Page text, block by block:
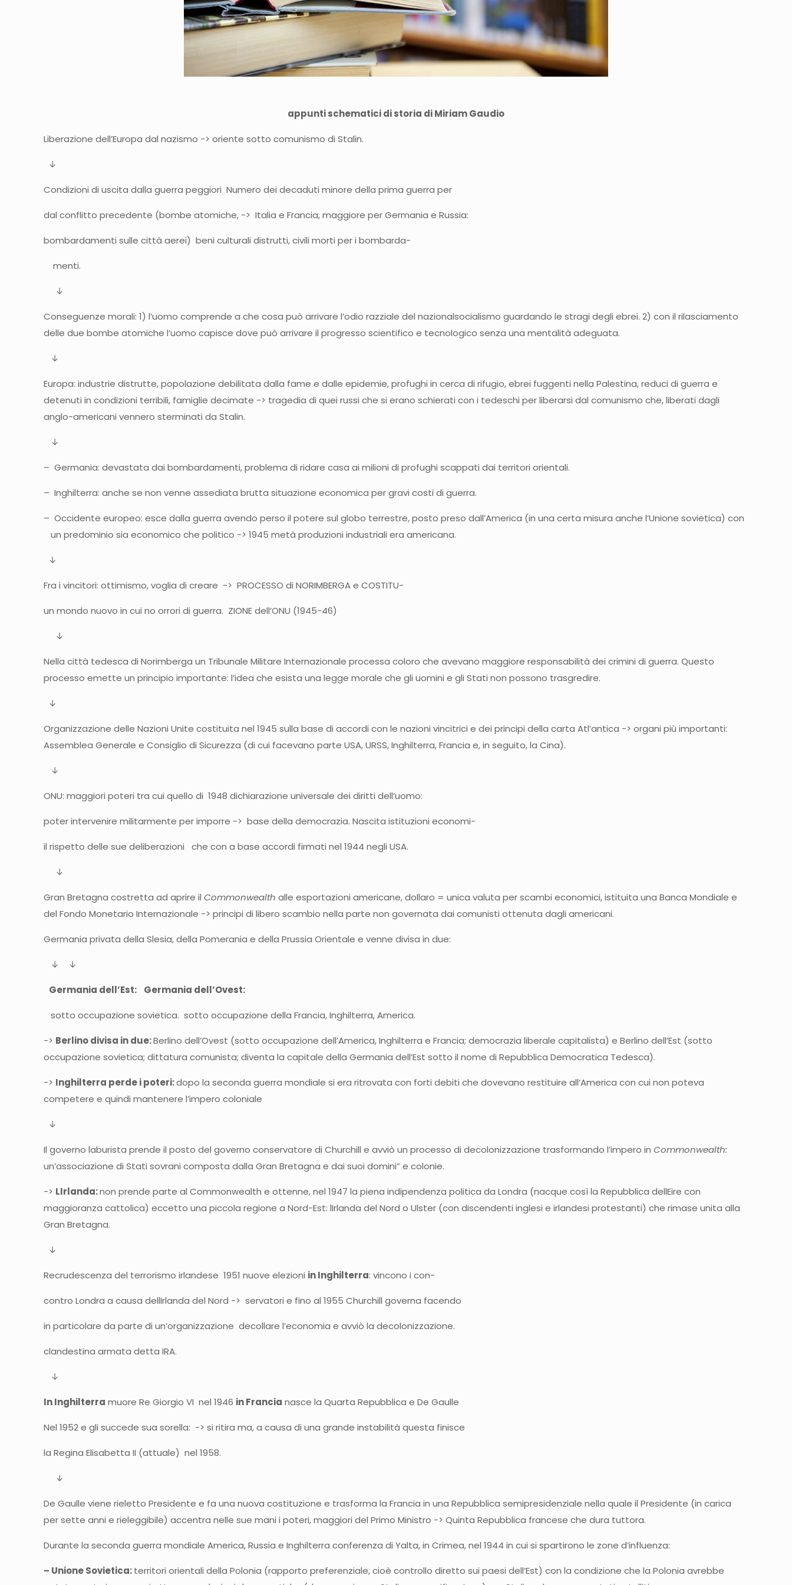
appunti schematici di storia di Miriam Gaudio
Liberazione dell’Europa dal nazismo -> oriente sotto comunismo di Stalin.
↓
Condizioni di uscita dalla guerra peggiori Numero dei decaduti minore della prima guerra per
dal conflitto precedente (bombe atomiche, -> Italia e Francia, maggiore per Germania e Russia:
bombardamenti sulle città aerei) beni culturali distrutti, civili morti per i bombarda-
menti.
↓
Conseguenze morali: 1) l’uomo comprende a che cosa può arrivare l’odio razziale del nazionalsocialismo guardando le stragi degli ebrei. 2) con il rilasciamento
delle due bombe atomiche l’uomo capisce dove può arrivare il progresso scientifico e tecnologico senza una mentalità adeguata.
↓
Europa: industrie distrutte, popolazione debilitata dalla fame e dalle epidemie, profughi in cerca di rifugio, ebrei fuggenti nella Palestina, reduci di guerra e
detenuti in condizioni terribili, famiglie decimate -> tragedia di quei russi che si erano schierati con i tedeschi per liberarsi dal comunismo che, liberati dagli
anglo-americani vennero sterminati da Stalin.
↓
– Germania: devastata dai bombardamenti, problema di ridare casa ai milioni di profughi scappati dai territori orientali.
– Inghilterra: anche se non venne assediata brutta situazione economica per gravi costi di guerra.
– Occidente europeo: esce dalla guerra avendo perso il potere sul globo terrestre, posto preso dall’America (in una certa misura anche l’Unione sovietica) con
un predominio sia economico che politico -> 1945 metà produzioni industriali era americana.
↓
Fra i vincitori: ottimismo, voglia di creare -> PROCESSO di NORIMBERGA e COSTITU-
un mondo nuovo in cui no orrori di guerra. ZIONE dell’ONU (1945-46)
↓
Nella città tedesca di Norimberga un Tribunale Militare Internazionale processa coloro che avevano maggiore responsabilità dei crimini di guerra. Questo
processo emette un principio importante: l’idea che esista una legge morale che gli uomini e gli Stati non possono trasgredire.
↓
Organizzazione delle Nazioni Unite costituita nel 1945 sulla base di accordi con le nazioni vincitrici e dei principi della carta Atl’antica -> organi più importanti:
Assemblea Generale e Consiglio di Sicurezza (di cui facevano parte USA, URSS, Inghilterra, Francia e, in seguito, la Cina).
↓
ONU: maggiori poteri tra cui quello di 1948 dichiarazione universale dei diritti dell’uomo:
poter intervenire militarmente per imporre -> base della democrazia. Nascita istituzioni economi-
il rispetto delle sue deliberazioni che con a base accordi firmati nel 1944 negli USA.
↓
Gran Bretagna costretta ad aprire il Commonwealthalle esportazioni americane, dollaro = unica valuta per scambi economici, istituita una Banca Mondiale e
del Fondo Monetario Internazionale -> principi di libero scambio nella parte non governata dai comunisti ottenuta dagli americani.
Germania privata della Slesia, della Pomerania e della Prussia Orientale e venne divisa in due:
↓ ↓
Germania dell’Est: Germania dell’Ovest:
sotto occupazione sovietica. sotto occupazione della Francia, Inghilterra, America.
-> Berlino divisa in due:Berlino dell’Ovest (sotto occupazione dell’America, Inghilterra e Francia; democrazia liberale capitalista) e Berlino dell’Est (sotto
occupazione sovietica; dittatura comunista; diventa la capitale della Germania dell’Est sotto il nome di Repubblica Democratica Tedesca).
-> Inghilterra perde i poteri:dopo la seconda guerra mondiale si era ritrovata con forti debiti che dovevano restituire all’America con cui non poteva
competere e quindi mantenere l’impero coloniale
↓
Il governo laburista prende il posto del governo conservatore di Churchill e avviò un processo di decolonizzazione trasformando l’impero inCommonwealth:
un’associazione di Stati sovrani composta dalla Gran Bretagna e dai suoi domini” e colonie.
-> LIrlanda:non prende parte al Commonwealth e ottenne, nel 1947 la piena indipendenza politica da Londra (nacque così la Repubblica dellEire con
maggioranza cattolica) eccetto una piccola regione a Nord-Est: lIrlanda del Nord o Ulster (con discendenti inglesi e irlandesi protestanti) che rimase unita alla
Gran Bretagna.
↓
Recrudescenza del terrorismo irlandese 1951 nuove elezioni in Inghilterra: vincono i con-
contro Londra a causa dellIrlanda del Nord -> servatori e fino al 1955 Churchill governa facendo
in particolare da parte di un’organizzazione decollare l’economia e avviò la decolonizzazione.
clandestina armata detta IRA.
↓
In Inghilterra muore Re Giorgio VI nel 1946 in Francia nasce la Quarta Repubblica e De Gaulle
Nel 1952 e gli succede sua sorella: -> si ritira ma, a causa di una grande instabilità questa finisce
la Regina Elisabetta II (attuale) nel 1958.
↓
De Gaulle viene rieletto Presidente e fa una nuova costituzione e trasforma la Francia in una Repubblica semipresidenziale nella quale il Presidente (in carica
per sette anni e rieleggibile) accentra nelle sue mani i poteri, maggiori del Primo Ministro -> Quinta Repubblica francese che dura tuttora.
Durante la seconda guerra mondiale America, Russia e Inghilterra conferenza di Yalta, in Crimea, nel 1944 in cui si spartirono le zone d’influenza:
– Unione Sovietica:territori orientali della Polonia (rapporto preferenziale, cioè controllo diretto sui paesi dell’Est) con la condizione che la Polonia avrebbe